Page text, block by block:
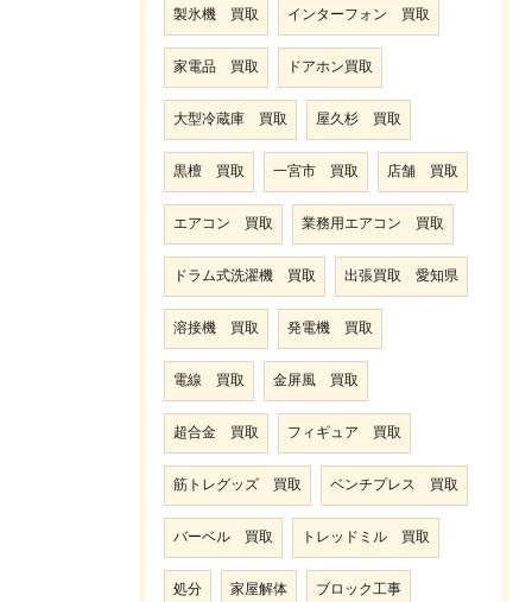
製氷機 買取 インターフォン 買取
家電品 買取 ドアホン買取
大型冷蔵庫 買取 屋久杉 買取
黒檀 買取 一宮市 買取 店舗 買取
エアコン 買取 業務用エアコン 買取
ドラム式洗濯機 買取 出張買取 愛知県
溶接機 買取 発電機 買取
電線 買取 金屏風 買取
超合金 買取 フィギュア 買取
筋トレグッズ 買取 ベンチプレス 買取
バーベル 買取 トレッドミル 買取
処分 家屋解体 ブロック工事